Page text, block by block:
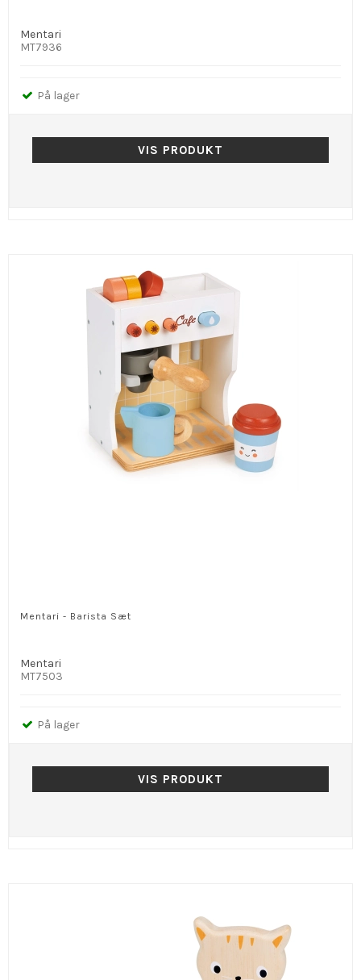
Mentari
MT7936
På lager
VIS PRODUKT
Mentari - Barista Sæt
Mentari
MT7503
På lager
VIS PRODUKT